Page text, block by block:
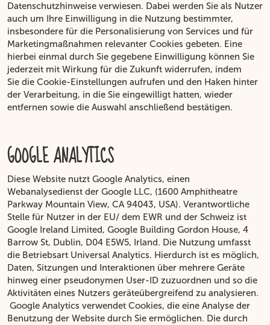
Datenschutzhinweise verwiesen. Dabei werden Sie als Nutzer
auch um Ihre Einwilligung in die Nutzung bestimmter,
insbesondere für die Personalisierung von Services und für
Marketingmaßnahmen relevanter Cookies gebeten. Eine
hierbei einmal durch Sie gegebene Einwilligung können Sie
jederzeit mit Wirkung für die Zukunft widerrufen, indem
Sie die Cookie-Einstellungen aufrufen und den Haken hinter
der Verarbeitung, in die Sie eingewilligt hatten, wieder
entfernen sowie die Auswahl anschließend bestätigen.
GOOGLE ANALYTICS
Diese Website nutzt Google Analytics, einen
Webanalysedienst der Google LLC, (1600 Amphitheatre
Parkway Mountain View, CA 94043, USA). Verantwortliche
Stelle für Nutzer in der EU/ dem EWR und der Schweiz ist
Google Ireland Limited, Google Building Gordon House, 4
Barrow St, Dublin, D04 E5W5, Irland. Die Nutzung umfasst
die Betriebsart Universal Analytics. Hierdurch ist es möglich,
Daten, Sitzungen und Interaktionen über mehrere Geräte
hinweg einer pseudonymen User-ID zuzuordnen und so die
Aktivitäten eines Nutzers geräteübergreifend zu analysieren.
Google Analytics verwendet Cookies, die eine Analyse der
Benutzung der Website durch Sie ermöglichen. Die durch